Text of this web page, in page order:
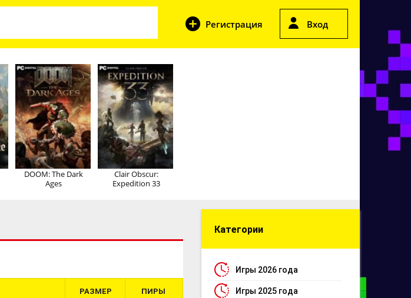
Регистрация Вход
DOOM: The Dark
Ages
Clair Obscur:
Expedition 33
РАЗМЕР ПИРЫ
Категории
Игры 2026 года
Игры 2025 года